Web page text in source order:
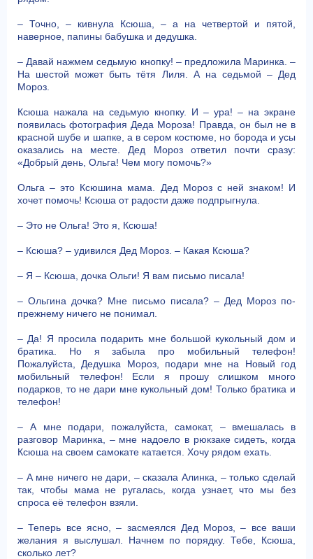
– Точно, – кивнула Ксюша, – а на четвертой и пятой,
наверное, папины бабушка и дедушка.
– Давай нажмем седьмую кнопку! – предложила Маринка. –
На шестой может быть тётя Лиля. А на седьмой – Дед
Мороз.
Ксюша нажала на седьмую кнопку. И – ура! – на экране
появилась фотография Деда Мороза! Правда, он был не в
красной шубе и шапке, а в сером костюме, но борода и усы
оказались на месте. Дед Мороз ответил почти сразу:
«Добрый день, Ольга! Чем могу помочь?»
Ольга – это Ксюшина мама. Дед Мороз с ней знаком! И
хочет помочь! Ксюша от радости даже подпрыгнула.
– Это не Ольга! Это я, Ксюша!
– Ксюша? – удивился Дед Мороз. – Какая Ксюша?
– Я – Ксюша, дочка Ольги! Я вам письмо писала!
– Ольгина дочка? Мне письмо писала? – Дед Мороз по-
прежнему ничего не понимал.
– Да! Я просила подарить мне большой кукольный дом и
братика. Но я забыла про мобильный телефон!
Пожалуйста, Дедушка Мороз, подари мне на Новый год
мобильный телефон! Если я прошу слишком много
подарков, то не дари мне кукольный дом! Только братика и
телефон!
– А мне подари, пожалуйста, самокат, – вмешалась в
разговор Маринка, – мне надоело в рюкзаке сидеть, когда
Ксюша на своем самокате катается. Хочу рядом ехать.
– А мне ничего не дари, – сказала Алинка, – только сделай
так, чтобы мама не ругалась, когда узнает, что мы без
спроса её телефон взяли.
– Теперь все ясно, – засмеялся Дед Мороз, – все ваши
желания я выслушал. Начнем по порядку. Тебе, Ксюша,
сколько лет?